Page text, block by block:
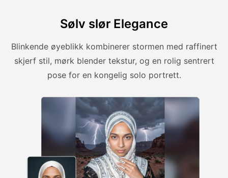
Sølv slør Elegance
Blinkende øyeblikk kombinerer stormen med raffinert
skjerf stil, mørk blender tekstur, og en rolig sentrert
pose for en kongelig solo portrett.